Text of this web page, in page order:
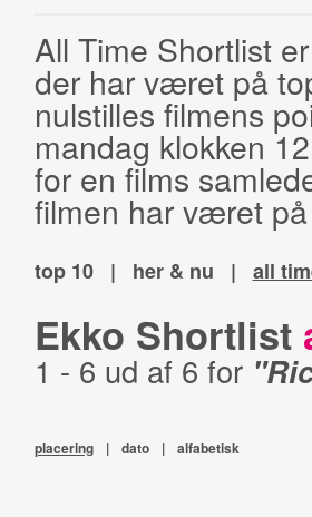
All Time Shortlist
der har været på
nulstilles filmens
mandag klokken
for en films
filmen har været
top 10 | her & nu | all
Ekko Shortlist
1 - 6 ud af 6 for
placering | dato | alfabetisk